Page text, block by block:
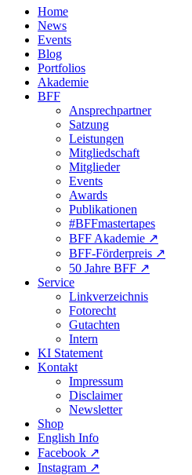
Home
News
Events
Blog
Portfolios
Akademie
BFF
Ansprechpartner
Satzung
Leistungen
Mitgliedschaft
Mitglieder
Events
Awards
Publikationen
#BFFmastertapes
BFF Akademie ↗︎
BFF-Förderpreis ↗︎
50 Jahre BFF ↗︎
Service
Linkverzeichnis
Fotorecht
Gutachten
Intern
KI Statement
Kontakt
Impressum
Disclaimer
Newsletter
Shop
English Info
Facebook ↗︎
Instagram ↗︎